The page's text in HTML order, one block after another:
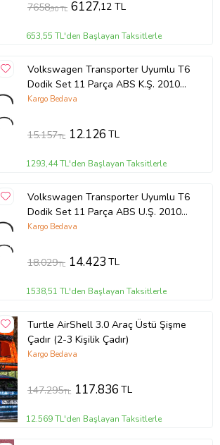
7658,90 TL 6127,12 TL
653,55 TL'den Başlayan Taksitlerle
Volkswagen Transporter Uyumlu T6
Dodik Set 11 Parça ABS K.Ş. 2010
2014 Model Aras
Kargo Bedava
15.157TL 12.126TL
1293,44 TL'den Başlayan Taksitlerle
Volkswagen Transporter Uyumlu T6
Dodik Set 11 Parça ABS U.Ş. 2010
2014 Model Arası
Kargo Bedava
18.029TL 14.423TL
1538,51 TL'den Başlayan Taksitlerle
Turtle AirShell 3.0 Araç Üstü Şişme
Çadır (2-3 Kişilik Çadır)
Kargo Bedava
147.295TL 117.836TL
12.569 TL'den Başlayan Taksitlerle